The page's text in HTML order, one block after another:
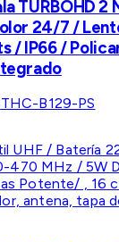
TURBOHD
24/7 /
/ IP66 /
THC-B129-PS